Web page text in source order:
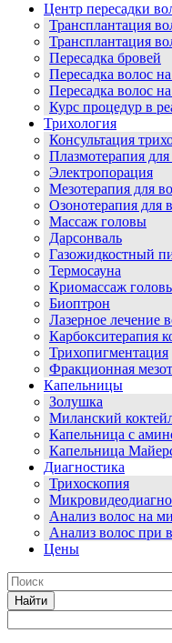
Центр пересадки
Трансплантация
Трансплантация
Пересадка бровей
Пересадка волос
Пересадка волос
Курс процедур в
Трихология
Консультация
Плазмотерапия для
Электропорация
Мезотерапия для
Озонотерапия для
Массаж головы
Дарсонваль
Газожидкостный
Термосауна
Криомассаж
Биоптрон
Лазерное лечение
Карбокситерапия
Трихопигментация
Фракционная
Капельницы
Золушка
Миланский
Капельница с
Капельница
Диагностика
Трихоскопия
Анализ волос на
Анализ волос при
Цены